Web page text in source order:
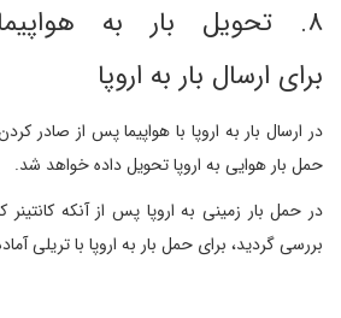
۸. تحویل بار به
برای ارسال بار به اروپا
در ارسال بار به اروپا با هواپیما پس از صادر
حمل بار هوایی به اروپا تحویل داده خواهد شد.
در حمل بار زمینی به اروپا پس از آنکه کانتینر
بررسی گردید، برای حمل بار به اروپا با تریلی